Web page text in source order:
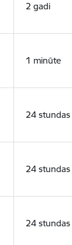
2 gadi
1 minūte
24 stundas
24 stundas
24 stundas